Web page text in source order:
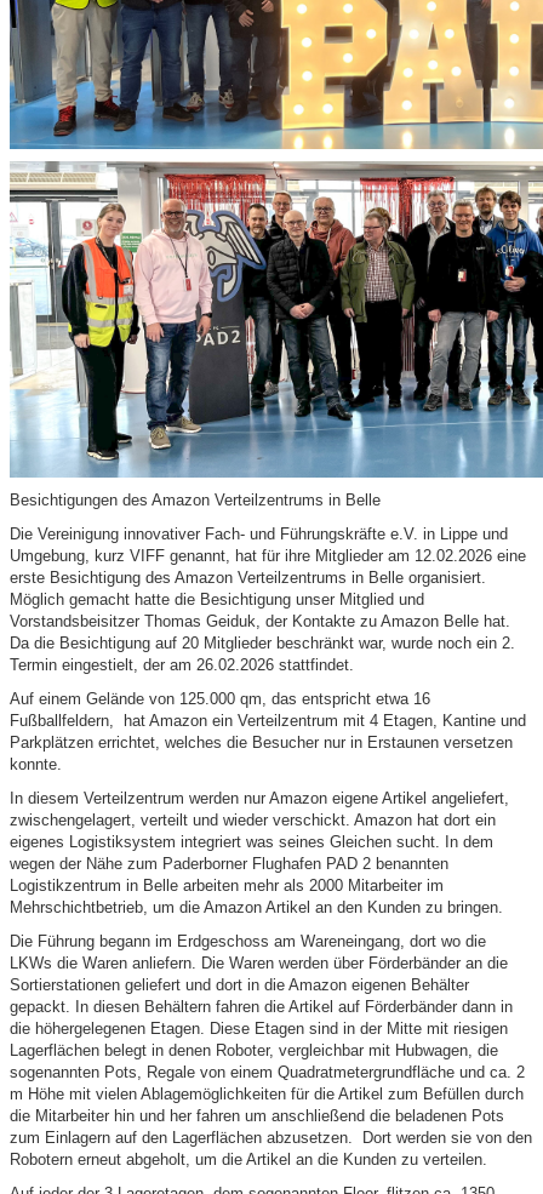
Besichtigungen des Amazon Verteilzentrums in Belle
Die Vereinigung innovativer Fach- und Führungskräfte e.V. in Lippe und
Umgebung, kurz VIFF genannt, hat für ihre Mitglieder am 12.02.2026 eine
erste Besichtigung des Amazon Verteilzentrums in Belle organisiert.
Möglich gemacht hatte die Besichtigung unser Mitglied und
Vorstandsbeisitzer Thomas Geiduk, der Kontakte zu Amazon Belle hat.
Da die Besichtigung auf 20 Mitglieder beschränkt war, wurde noch ein 2.
Termin eingestielt, der am 26.02.2026 stattfindet.
Auf einem Gelände von 125.000 qm, das entspricht etwa 16
Fußballfeldern, hat Amazon ein Verteilzentrum mit 4 Etagen, Kantine und
Parkplätzen errichtet, welches die Besucher nur in Erstaunen versetzen
konnte.
In diesem Verteilzentrum werden nur Amazon eigene Artikel angeliefert,
zwischengelagert, verteilt und wieder verschickt. Amazon hat dort ein
eigenes Logistiksystem integriert was seines Gleichen sucht. In dem
wegen der Nähe zum Paderborner Flughafen PAD 2 benannten
Logistikzentrum in Belle arbeiten mehr als 2000 Mitarbeiter im
Mehrschichtbetrieb, um die Amazon Artikel an den Kunden zu bringen.
Die Führung begann im Erdgeschoss am Wareneingang, dort wo die
LKWs die Waren anliefern. Die Waren werden über Förderbänder an die
Sortierstationen geliefert und dort in die Amazon eigenen Behälter
gepackt. In diesen Behältern fahren die Artikel auf Förderbänder dann in
die höhergelegenen Etagen. Diese Etagen sind in der Mitte mit riesigen
Lagerflächen belegt in denen Roboter, vergleichbar mit Hubwagen, die
sogenannten Pots, Regale von einem Quadratmetergrundfläche und ca. 2
m Höhe mit vielen Ablagemöglichkeiten für die Artikel zum Befüllen durch
die Mitarbeiter hin und her fahren um anschließend die beladenen Pots
zum Einlagern auf den Lagerflächen abzusetzen. Dort werden sie von den
Robotern erneut abgeholt, um die Artikel an die Kunden zu verteilen.